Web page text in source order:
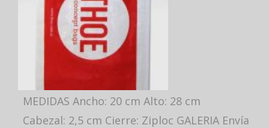
MEDIDAS Ancho: 20 cm Alto: 28 cm
Cabezal: 2,5 cm Cierre: Ziploc GALERIA Envía